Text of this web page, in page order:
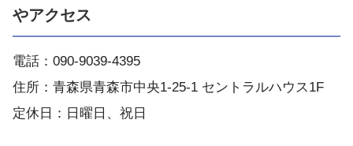
やアクセス
電話：090-9039-4395
住所：青森県青森市中央1-25-1 セントラルハウス1F
定休日：日曜日、祝日